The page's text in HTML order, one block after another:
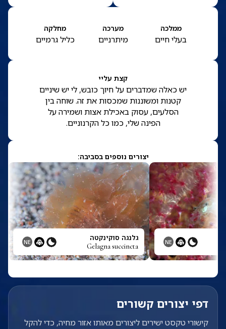
ממלכה
בעלי חיים
מערכה
מיתרניים
מחלקה
כליל גרמיים
קצת עליי
יש כאלה שמדברים על חיוך כובש, לי יש שיניים
קטנות ומשוננות שמכסות את זה. שוחה בין
הסלעים, עסוק באכילת אצות ושמירה על
הפינה שלי, כמו כל הקרנוניים.
יצורים נוספים בסביבה:
NE גלנגה סוקינקטה
Gelagna succincta
NE
דפי יצורים קשורים
קישורי טקסט ישירים ליצורים מאותו אזור מחיה, כדי להקל